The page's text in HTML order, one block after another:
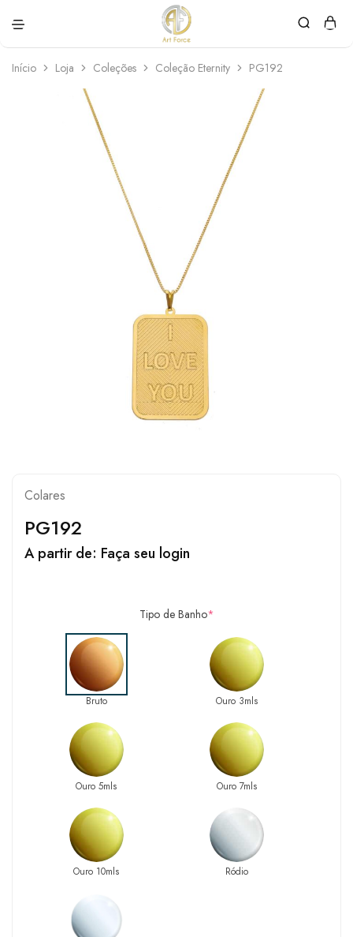
Force
personalizadas
Início Loja Coleções Coleção Eternity PG192
Colares
PG192
A partir de: Faça seu login
Tipo de Banho*
Bruto Ouro 3mls
Ouro 5mls Ouro 7mls
Ouro 10mls Ródio